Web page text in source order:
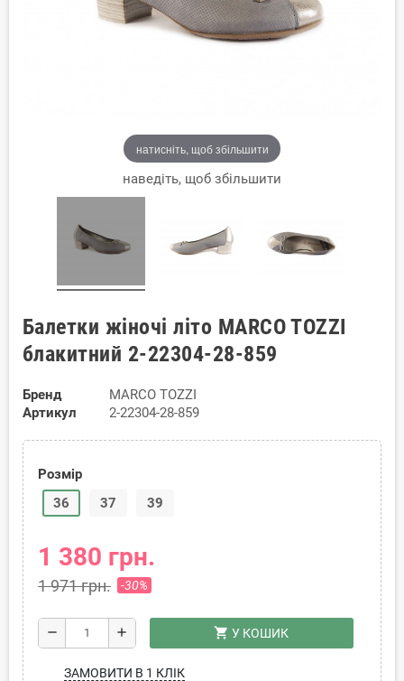
натисніть, щоб збільшити
наведіть, щоб збільшити
Балетки жіночі літо MARCO TOZZI
блакитний 2-22304-28-859
Бренд
MARCO TOZZI
Артикул
2-22304-28-859
Розмір
36
37 39
1 380 грн.
1 971 грн. -30%
remove add shopping_cart У КОШИК
ЗАМОВИТИ В 1 КЛІК